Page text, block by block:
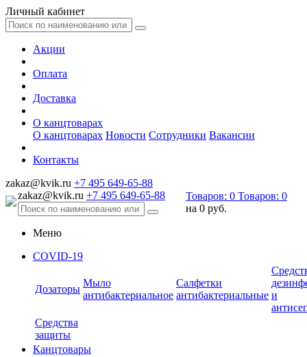
Личный кабинет
Акции
Оплата
Доставка
О канцтоварах
О канцтоварах Новости Сотрудники Вакансии
Контакты
zakaz@kvik.ru +7 495 649-65-88
zakaz@kvik.ru +7 495 649-65-88 Товаров: 0 Товаров: 0
на 0 руб.
Меню
COVID-19
Дозаторы
Мыло
антибактериальное
Салфетки
антибактериальные и
Средства
защиты
Канцтовары